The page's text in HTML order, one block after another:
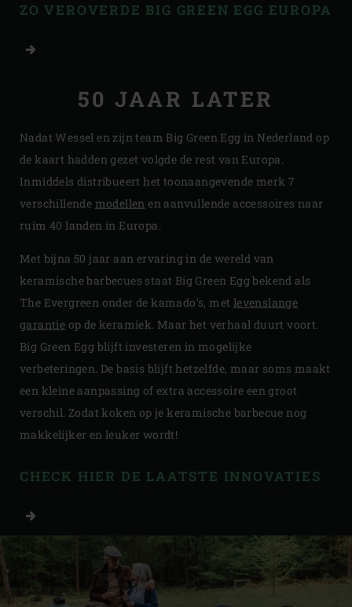
ZO VEROVERDE BIG GREEN EGG EUROPA
50 JAAR LATER
Nadat Wessel en zijn team Big Green Egg in Nederland op
de kaart hadden gezet volgde de rest van Europa.
Inmiddels distribueert het toonaangevende merk 7
verschillende modellen en aanvullende accessoires naar
ruim 40 landen in Europa.
Met bijna 50 jaar aan ervaring in de wereld van
keramische barbecues staat Big Green Egg bekend als
The Evergreen onder de kamado’s, met levenslange
garantie op de keramiek. Maar het verhaal duurt voort.
Big Green Egg blijft investeren in mogelijke
verbeteringen. De basis blijft hetzelfde, maar soms maakt
een kleine aanpassing of extra accessoire een groot
verschil. Zodat koken op je keramische barbecue nog
makkelijker en leuker wordt!
CHECK HIER DE LAATSTE INNOVATIES